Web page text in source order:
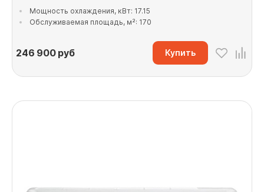
Мощность охлаждения, кВт: 17.15
Обслуживаемая площадь, м²: 170
246 900руб Купить